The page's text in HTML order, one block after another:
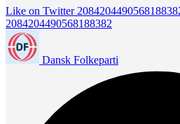
Like on Twitter
2084204490568188382
Dansk Folkeparti